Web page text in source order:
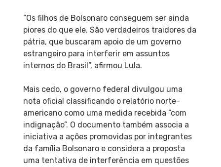
“Os filhos de Bolsonaro conseguem ser ainda
piores do que ele. São verdadeiros traidores da
pátria, que buscaram apoio de um governo
estrangeiro para interferir em assuntos
internos do Brasil”, afirmou Lula.
Mais cedo, o governo federal divulgou uma
nota oficial classificando o relatório norte-
americano como uma medida recebida “com
indignação”. O documento também associa a
iniciativa a ações promovidas por integrantes
da família Bolsonaro e considera a proposta
uma tentativa de interferência em questões